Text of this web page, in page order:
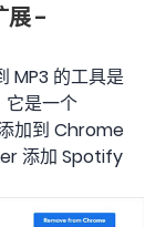
展 -
MP3 的工具是
是一个
加到 Chrome
添加 Spotify